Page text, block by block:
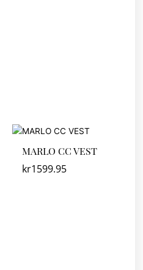
MARLO CC VEST
kr1599.95